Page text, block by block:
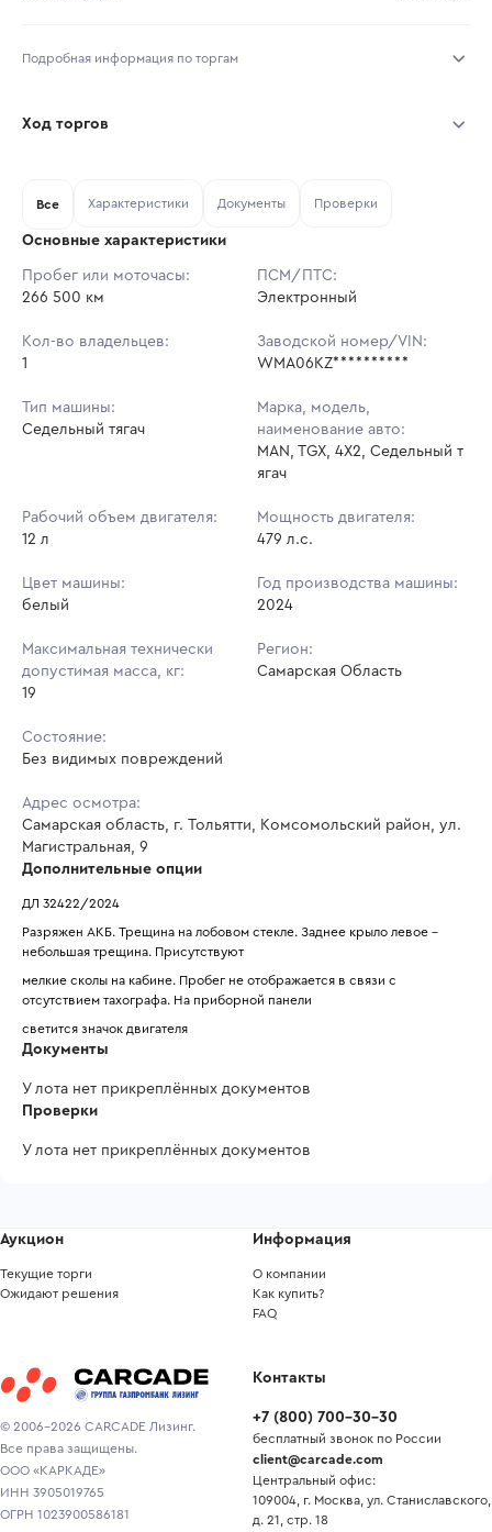
Подробная информация по торгам
Тип аукциона: Открытые торги
Шаг торгов: 118 548 ₽
Кол-во ставок:
Ход торгов
Ставок не найдено
в аукционах
Все Характеристики Документы Проверки
Основные характеристики
Пробег или моточасы:
266 500 км
ПСМ/ПТС:
Электронный
Кол-во владельцев:
1
Заводской номер/VIN:
WMA06KZ**********
Тип машины:
Седельный тягач
Марка, модель,
наименование авто:
MAN, TGX, 4X2, Седельный т
ягач
Рабочий объем двигателя:
12 л
Мощность двигателя:
479 л.с.
Цвет машины:
белый
Год производства машины:
2024
Максимальная технически
допустимая масса, кг:
19
Регион:
Самарская Область
Состояние:
Без видимых повреждений
Адрес осмотра:
Самарская область, г. Тольятти, Комсомольский район, ул.
Магистральная, 9
Дополнительные опции
ДЛ 32422/2024
Разряжен АКБ. Трещина на лобовом стекле. Заднее крыло левое -
небольшая трещина. Присутствуют
мелкие сколы на кабине. Пробег не отображается в связи с
отсутствием тахографа. На приборной панели
светится значок двигателя
Документы
У лота нет прикреплённых документов
Проверки
У лота нет прикреплённых документов
© 2006-2026 CARCADE Лизинг.
Все права защищены.
ООО «КАРКАДЕ»
ИНН 3905019765
ОГРН 1023900586181
Аукцион
Текущие торги
Ожидают решения
Информация
О компании
Как купить?
FAQ
Контакты
+7 (800) 700-30-30
бесплатный звонок по России
client@carcade.com
Центральный офис:
109004, г. Москва, ул. Станиславского,
д. 21, стр. 18